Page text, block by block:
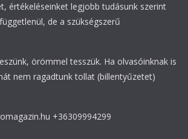
értékeléseinket legjobb tudásunk szerint
de a szükségszerű
örömmel tesszük. Ha olvasóinknak is
nem ragadtunk tollat (billentyűzetet)
+36309994299